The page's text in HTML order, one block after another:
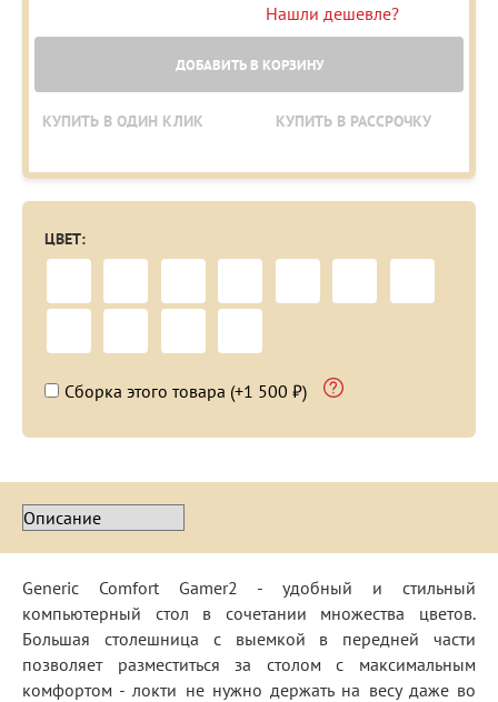
Нашли дешевле?
ДОБАВИТЬ В КОРЗИНУ
КУПИТЬ В ОДИН КЛИК КУПИТЬ В РАССРОЧКУ
ЦВЕТ:
Сборка этого товара (+1 500 ₽)
Generic Comfort Gamer2 - удобный и стильный
компьютерный стол в сочетании множества цветов.
Большая столешница с выемкой в передней части
позволяет разместиться за столом с максимальным
комфортом - локти не нужно держать на весу даже во